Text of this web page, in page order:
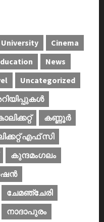
Cinema
News
Uncategorized
കണ്ണൂര്‍
എഫ് സി
കുന്ദമംഗലം
ചേമഞ്ചേരി
നാദാപുരം